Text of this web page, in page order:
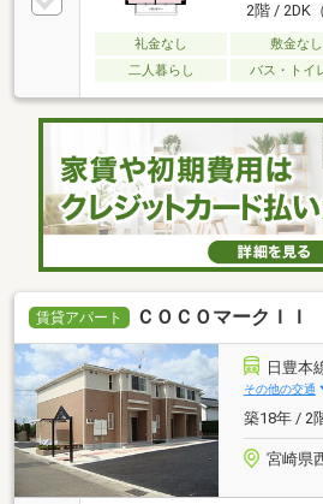
2階 / 2DK
礼金なし 敷金なし
二人暮らし
バス・トイ
賃貸アパート ＣＯＣＯマークＩＩ
日豊本
その他の交通
築18年 / 2
宮崎県